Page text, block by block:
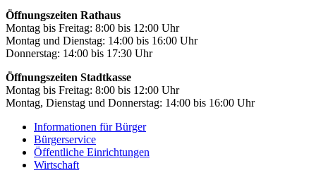
Öffnungszeiten Rathaus
Montag bis Freitag: 8:00 bis 12:00 Uhr
Montag und Dienstag: 14:00 bis 16:00 Uhr
Donnerstag: 14:00 bis 17:30 Uhr
Öffnungszeiten Stadtkasse
Montag bis Freitag: 8:00 bis 12:00 Uhr
Montag, Dienstag und Donnerstag: 14:00 bis 16:00 Uhr
Informationen für Bürger
Bürgerservice
Öffentliche Einrichtungen
Wirtschaft